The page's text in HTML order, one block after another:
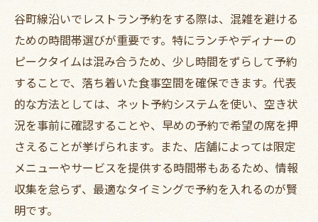
谷町線沿いでレストラン予約をする際は、混雑を避ける
ための時間帯選びが重要です。特にランチやディナーの
ピークタイムは混み合うため、少し時間をずらして予約
することで、落ち着いた食事空間を確保できます。代表
的な方法としては、ネット予約システムを使い、空き状
況を事前に確認することや、早めの予約で希望の席を押
さえることが挙げられます。また、店舗によっては限定
メニューやサービスを提供する時間帯もあるため、情報
収集を怠らず、最適なタイミングで予約を入れるのが賢
明です。